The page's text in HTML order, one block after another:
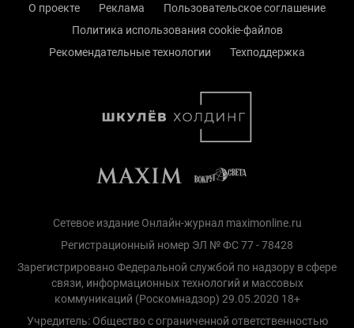
О проекте Реклама
Пользовательское соглашение
Политика использования cookie-файлов
Рекомендательные технологии
Техподдержка
Сетевое издание Онлайн-журнал maximonline.ru
Регистрационный номер ЭЛ № ФС 77 - 78428
Зарегистрировано Федеральной службой по надзору в сфере
связи, информационных технологий и массовых
коммуникаций (Роскомнадзор) 29.05.2020 18+
Учредитель: Общество с ограниченной ответственностью